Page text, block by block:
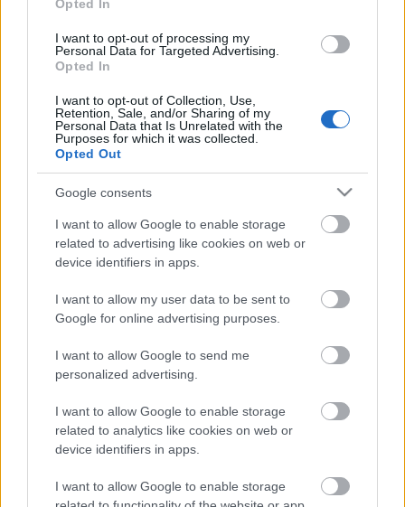
Opted In
I want to opt-out of processing my
Personal Data for Targeted Advertising.
Opted In
I want to opt-out of Collection, Use,
Retention, Sale, and/or Sharing of my
Personal Data that Is Unrelated with the
Purposes for which it was collected.
Opted Out
Google consents
I want to allow Google to enable storage
related to advertising like cookies on web or
device identifiers in apps.
I want to allow my user data to be sent to
Google for online advertising purposes.
I want to allow Google to send me
personalized advertising.
I want to allow Google to enable storage
related to analytics like cookies on web or
device identifiers in apps.
I want to allow Google to enable storage
Látható lesz a nemzetközi sikereket elért
darab, a belga Theater De Spiegel társulatával
létrehozott babaszínházi előadás is, amely
Volt egyszer egy…című előadását is játssza a
Kabóca; az Ibby-díjas
feldolgozása az Aranyszamár Színházzal közös
produkcióként született az NKA támogatásával.
Hüvelyk Matyicímű előadásban több egyetemi
Gyermekszínházi Biennálén is.
A fán lakó gyermekek című produkcióban a
Magyarországon élő amerikai származású zenész,
afrikai mesét ad elő magyarul, s egy
balafon nevű, egészen különleges hangszeren.
Forrás: MTI